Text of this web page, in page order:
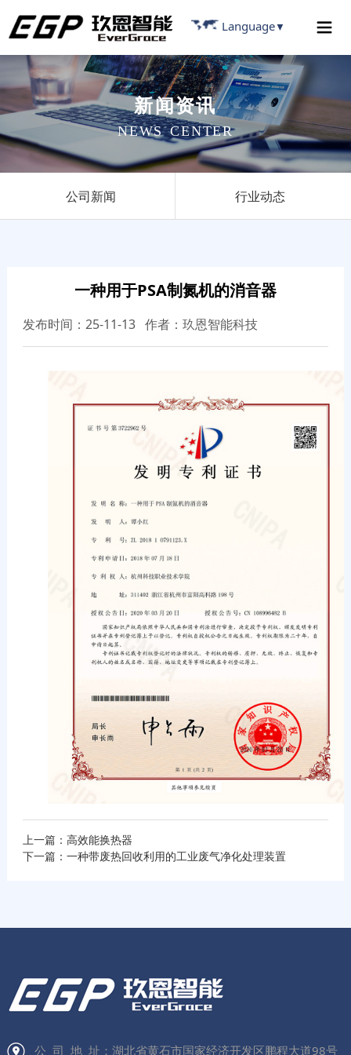
Language▼
新闻资讯
NEWS CENTER
公司新闻 行业动态
一种用于PSA制氮机的消音器
发布时间：25-11-13 作者：玖恩智能科技
上一篇：高效能换热器
下一篇：一种带废热回收利用的工业废气净化处理装置
公 司 地 址：湖北省黄石市国家经济开发区鹏程大道98号